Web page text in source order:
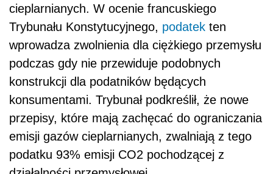
cieplarnianych. W ocenie francuskiego
Trybunału Konstytucyjnego, podatek ten
wprowadza zwolnienia dla ciężkiego przemysłu
podczas gdy nie przewiduje podobnych
konstrukcji dla podatników będących
konsumentami. Trybunał podkreślił, że nowe
przepisy, które mają zachęcać do ograniczania
emisji gazów cieplarnianych, zwalniają z tego
podatku 93% emisji CO2 pochodzącej z